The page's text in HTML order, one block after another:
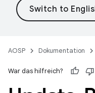
AOSP Dokumentation
War das hilfreich?